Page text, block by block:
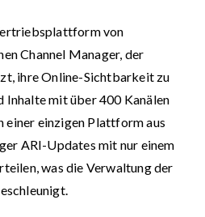
von
Channel Manager, der
ihre Online-Sichtbarkeit zu
Inhalte mit über 400 Kanälen
einer einzigen Plattform aus
ARI-Updates mit nur einem
was die Verwaltung der